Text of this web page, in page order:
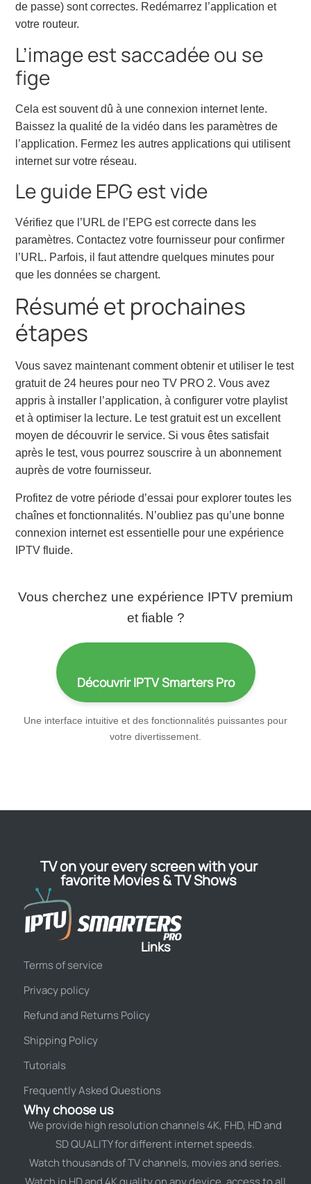
de passe) sont correctes. Redémarrez l’application et
votre routeur.
L’image est saccadée ou se
fige
Cela est souvent dû à une connexion internet lente.
Baissez la qualité de la vidéo dans les paramètres de
l’application. Fermez les autres applications qui utilisent
internet sur votre réseau.
Le guide EPG est vide
Vérifiez que l’URL de l’EPG est correcte dans les
paramètres. Contactez votre fournisseur pour confirmer
l’URL. Parfois, il faut attendre quelques minutes pour
que les données se chargent.
Résumé et prochaines
étapes
Vous savez maintenant comment obtenir et utiliser le test
gratuit de 24 heures pour neo TV PRO 2. Vous avez
appris à installer l’application, à configurer votre playlist
et à optimiser la lecture. Le test gratuit est un excellent
moyen de découvrir le service. Si vous êtes satisfait
après le test, vous pourrez souscrire à un abonnement
auprès de votre fournisseur.
Profitez de votre période d’essai pour explorer toutes les
chaînes et fonctionnalités. N’oubliez pas qu’une bonne
connexion internet est essentielle pour une expérience
IPTV fluide.
Vous cherchez une expérience IPTV premium
et fiable ?
Découvrir IPTV Smarters Pro
Une interface intuitive et des fonctionnalités puissantes pour
votre divertissement.
TV on your every screen with your
favorite Movies & TV Shows
Links
Terms of service
Privacy policy
Refund and Returns Policy
Shipping Policy
Tutorials
Frequently Asked Questions
Why choose us
We provide high resolution channels 4K, FHD, HD and
SD QUALITY for different internet speeds.
Watch thousands of TV channels, movies and series.